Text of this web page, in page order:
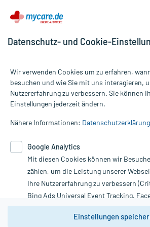
Alle Preise gelten inkl. MwSt., ggf. zzgl.
Informationen auf dieser Website werden
die Untersuchung und Behandlung durch
Therapien eingeleitet werden können. | Diese
Google Analytics. Lesen Sie bitte dazu die
unserer Datenschutzerklärung. Für den
nutzen Sie das Formular:
Vertrag widerrufen
Datenschutz- und Cookie-
Wir verwenden Cookies um zu erfahren,
besuchen und wie Sie mit uns interagieren,
Nutzererfahrung zu verbessern. Sie können
Einstellungen jederzeit ändern.
Nähere Informationen: Datenschutzerklärung
Google Analytics
Mit diesen Cookies können wir
zählen, um die Leistung unserer
Ihre Nutzererfahrung zu verbessern
Bing Ads Universal Event Tracking,
Youtube-Social Plugin).
Einstellungen